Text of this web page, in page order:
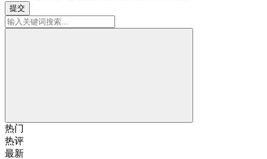
提交
热门
热评
最新